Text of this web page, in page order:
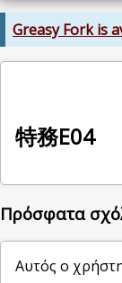
Greasy Fork is
特務E04
Πρόσφατα
Αυτός ο